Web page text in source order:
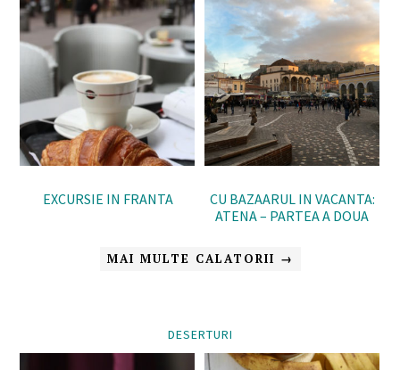
EXCURSIE IN FRANTA
CU BAZAARUL IN VACANTA:
ATENA – PARTEA A DOUA
MAI MULTE CALATORII →
DESERTURI